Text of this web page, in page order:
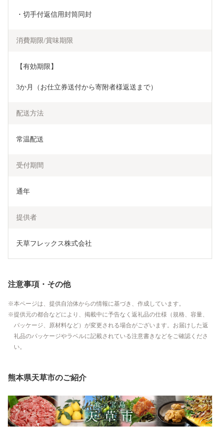
・切手付返信用封筒同封
消費期限/賞味期限
【有効期限】
3か月（お仕立券送付から寄附者様返送まで）
配送方法
常温配送
受付期間
通年
提供者
天草フレックス株式会社
注意事項・その他
本ページは、提供自治体からの情報に基づき、作成しています。
提供元の都合などにより、掲載中に予告なく返礼品の仕様（規格、容量、
パッケージ、原材料など）が変更される場合がございます。お届けした返
礼品のパッケージやラベルに記載されている注意書きなどをご確認くださ
い。
熊本県天草市のご紹介